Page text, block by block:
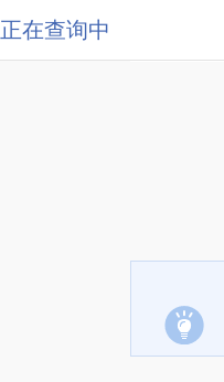
正在查询中